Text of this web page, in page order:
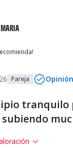
Pareja
tranquilo